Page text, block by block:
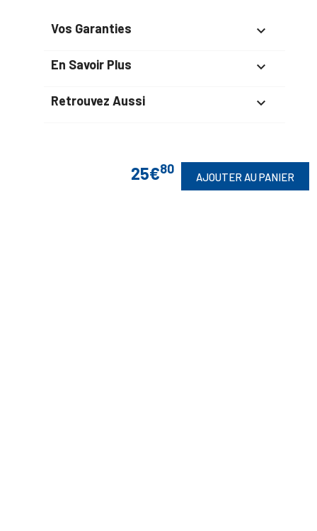
25€80
AJOUTER AU PANIER
Vos Garanties 
En Savoir Plus 
Retrouvez Aussi 
Suivez-Nous